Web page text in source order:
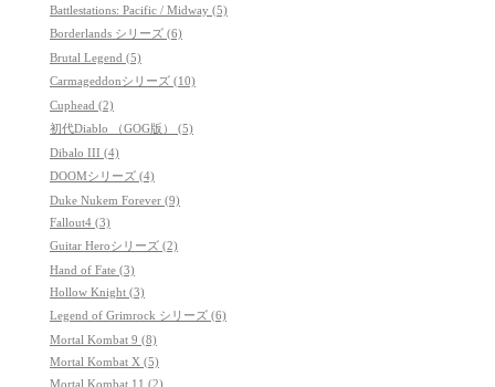
Battlestations: Pacific / Midway (5)
Borderlands シリーズ (6)
Brutal Legend (5)
Carmageddonシリーズ (10)
Cuphead (2)
初代Diablo （GOG版） (5)
Dibalo III (4)
DOOMシリーズ (4)
Duke Nukem Forever (9)
Fallout4 (3)
Guitar Heroシリーズ (2)
Hand of Fate (3)
Hollow Knight (3)
Legend of Grimrock シリーズ (6)
Mortal Kombat 9 (8)
Mortal Kombat X (5)
Mortal Kombat 11 (2)